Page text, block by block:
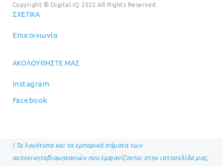
Copyright © Digital iQ 2022 All Rights Reserved.
ΣΧΕΤΙΚΆ
Επικοινωνία
ΑΚΟΛΟΥΘΉΣΤΕ ΜΑΣ
Instagram
Facebook
! Τα λογότυπα και τα εμπορικά σήματα των
αυτοκινητοβιομηχανιών που εμφανίζονται στην ιστοσελίδα μας,